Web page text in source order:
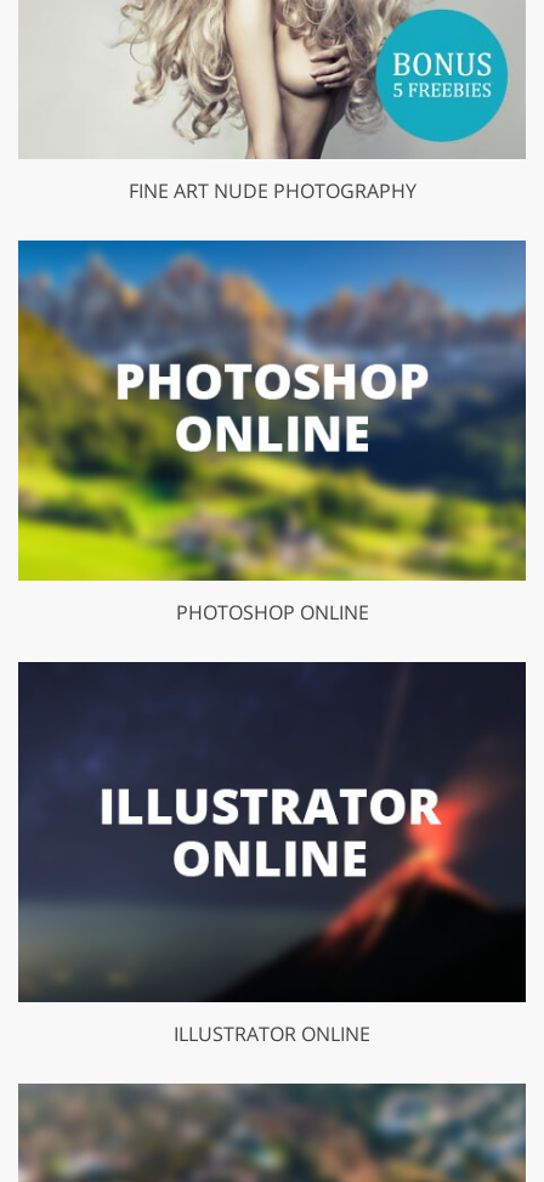
FINE ART NUDE PHOTOGRAPHY
PHOTOSHOP ONLINE
ILLUSTRATOR ONLINE